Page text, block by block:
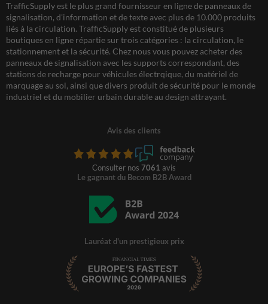
TrafficSupply est le plus grand fournisseur en ligne de panneaux de
signalisation, d'information et de texte avec plus de 10.000 produits
liés à la circulation. TrafficSupply est constitué de plusieurs
boutiques en ligne répartie sur trois catégories : la circulation, le
stationnement et la sécurité. Chez nous vous pouvez acheter des
panneaux de signalisation avec les supports correspondant, des
stations de recharge pour véhicules électrqique, du matériel de
marquage au sol, ainsi que divers produit de sécurité pour le monde
industriel et du mobilier urbain durable au design attrayant.
Avis des clients
Consulter nos 7061 avis
Le gagnant du Becom B2B Award
Lauréat d'un prestigieux prix